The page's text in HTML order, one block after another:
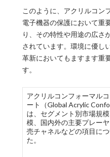
このように、アクリルコン
電子機器の保護において重
り、その特性や用途の広さ
されています。環境に優し
革新においてもますます重
す。
アクリルコンフォーマル
ート（Global Acrylic
は、セグメント別市場規
模、国内外の主要プレー
売チャネルなどの項目に
た。